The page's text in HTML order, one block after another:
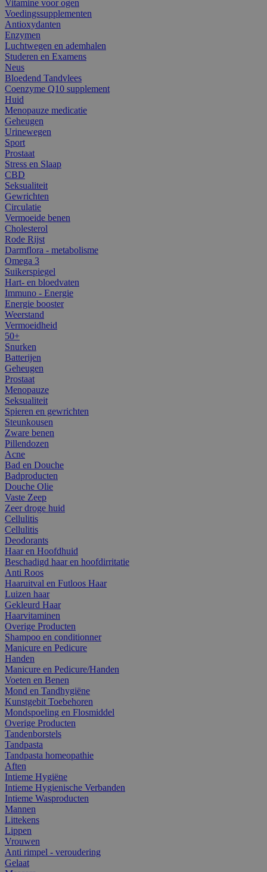
Vitamine voor ogen
Voedingssupplementen
Antioxydanten
Enzymen
Luchtwegen en ademhalen
Studeren en Examens
Neus
Bloedend Tandvlees
Coenzyme Q10 supplement
Huid
Menopauze medicatie
Geheugen
Urinewegen
Sport
Prostaat
Stress en Slaap
CBD
Seksualiteit
Gewrichten
Circulatie
Vermoeide benen
Cholesterol
Rode Rijst
Darmflora - metabolisme
Omega 3
Suikerspiegel
Hart- en bloedvaten
Immuno - Energie
Energie booster
Weerstand
Vermoeidheid
50+
Snurken
Batterijen
Geheugen
Prostaat
Menopauze
Seksualiteit
Spieren en gewrichten
Steunkousen
Zware benen
Pillendozen
Acne
Bad en Douche
Badproducten
Douche Olie
Vaste Zeep
Zeer droge huid
Cellulitis
Cellulitis
Deodorants
Haar en Hoofdhuid
Beschadigd haar en hoofdirritatie
Anti Roos
Haaruitval en Futloos Haar
Luizen haar
Gekleurd Haar
Haarvitaminen
Overige Producten
Shampoo en conditionner
Manicure en Pedicure
Handen
Manicure en Pedicure/Handen
Voeten en Benen
Mond en Tandhygiëne
Kunstgebit Toebehoren
Mondspoeling en Flosmiddel
Overige Producten
Tandenborstels
Tandpasta
Tandpasta homeopathie
Aften
Intieme Hygiëne
Intieme Hygienische Verbanden
Intieme Wasproducten
Mannen
Littekens
Lippen
Vrouwen
Anti rimpel - veroudering
Gelaat